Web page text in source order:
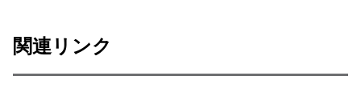
関連リンク